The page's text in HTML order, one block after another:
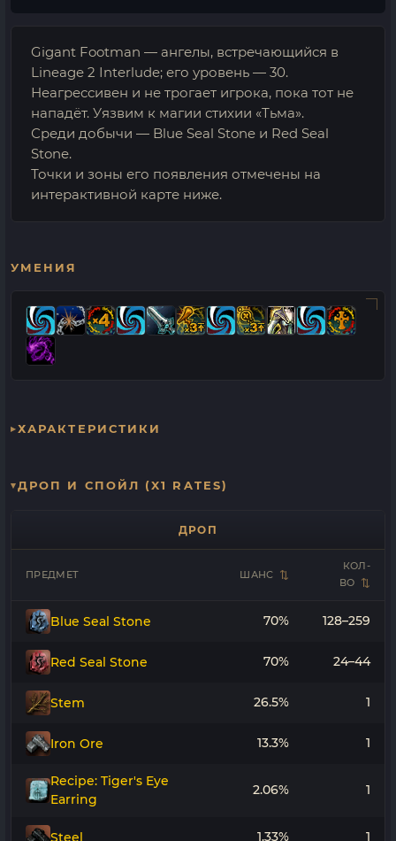
Gigant Footman — ангелы, встречающийся в
Lineage 2 Interlude; его уровень — 30.
Неагрессивен и не трогает игрока, пока тот не
нападёт. Уязвим к магии стихии «Тьма».
Среди добычи — Blue Seal Stone и Red Seal
Stone.
Точки и зоны его появления отмечены на
интерактивной карте ниже.
УМЕНИЯ
ХАРАКТЕРИСТИКИ
ДРОП И СПОЙЛ (X1 RATES)
ДРОП
ПРЕДМЕТ ШАНС
КОЛ-
ВО
Blue Seal Stone 70% 128–259
Red Seal Stone 70% 24–44
Stem 26.5% 1
Iron Ore 13.3% 1
Recipe: Tiger's Eye
Earring
2.06% 1
Steel 1.33% 1